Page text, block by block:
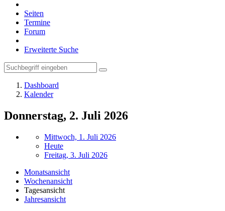
Seiten
Termine
Forum
Erweiterte Suche
Dashboard
Kalender
Donnerstag, 2. Juli 2026
Mittwoch, 1. Juli 2026
Heute
Freitag, 3. Juli 2026
Monatsansicht
Wochenansicht
Tagesansicht
Jahresansicht